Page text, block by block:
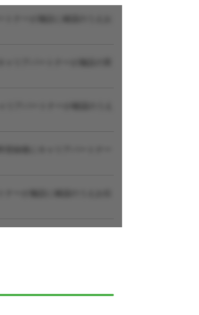
ナーが施設に確認のうえお
リアパートナーが施設の実
アパートナーが確認のうえ
録後にキャリアパートナー
ーが施設に確認のうえお伝